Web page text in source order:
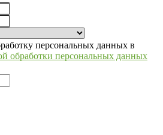
персональных данных в
обработки персональных данных